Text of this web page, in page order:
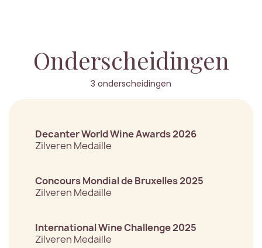
Onderscheidingen
3 onderscheidingen
Decanter World Wine Awards 2026
Zilveren Medaille
Concours Mondial de Bruxelles 2025
Zilveren Medaille
International Wine Challenge 2025
Zilveren Medaille